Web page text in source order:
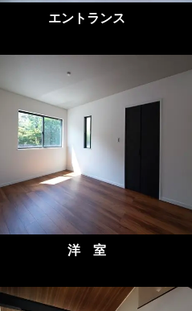
エントランス
洋 室